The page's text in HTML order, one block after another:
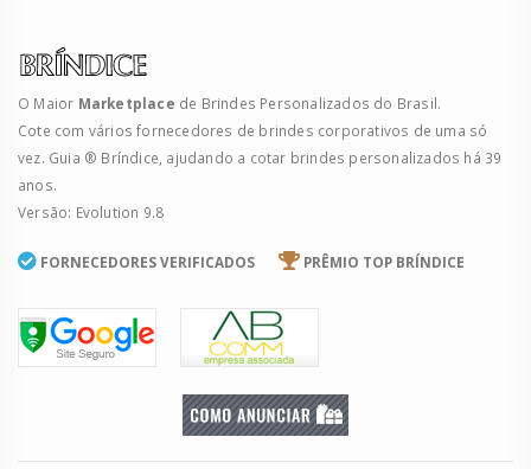
O Maior Marketplace de Brindes Personalizados do Brasil.
Cote com vários fornecedores de brindes corporativos de uma só
vez. Guia ® Bríndice, ajudando a cotar brindes personalizados há 39
anos.
Versão: Evolution 9.8
FORNECEDORES VERIFICADOS PRÊMIO TOP BRÍNDICE